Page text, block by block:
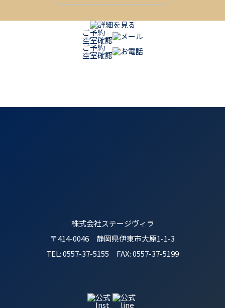
詳細を見る
ご予約
空室確認
メール
ご予約
空室確認 お電話
株式会社ステージヴィラ
〒414-0046 静岡県伊東市大原1-1-3
TEL: 0557-37-5155 FAX: 0557-37-5199